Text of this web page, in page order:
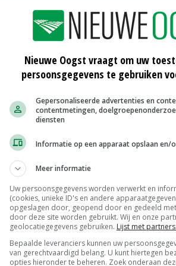
Achterhoek slaan meer koolstof op
we meer van invloed zijn bij
meer zichtbaar zijn in de
Nieuw is ook dat VK-Oost zich gaat
aan te bieden aan leden', licht
alleen richt op de koplopers in de
VK-Oost, maar juist iedere grond
we belangrijk, met en voor
te boeken. Resultaat geeft
1 januari 2020 is de VKA een
inmiddels ruim 330 leden. Het
de samenstelling op termijn best
Nieuwe Oogst vraagt om uw
persoonsgegevens te gebruiken
Gepersonaliseerde advertenties en
contentmetingen,
diensten
Informatie op een apparaat opslaan en/
Meer informatie
Uw persoonsgegevens worden verwerkt en
(cookies, unieke ID's en andere
opgeslagen door, geopend door en gedeeld
door deze site worden gebruikt. Wij en onze
geolocatiegegevens gebruiken. Lijst met partners.
Bepaalde leveranciers kunnen uw
van gerechtvaardigd belang. U kunt hiertegen
opties hieronder te beheren. Zoek onderaan